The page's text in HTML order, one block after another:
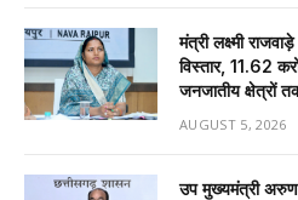
मंत्री लक्ष्मी
विस्तार, 11.62
जनजातीय क्षेत्रों
AUGUST 5, 2026
उप मुख्यमंत्री